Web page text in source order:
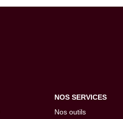
NOS SERVICES
Nos outils